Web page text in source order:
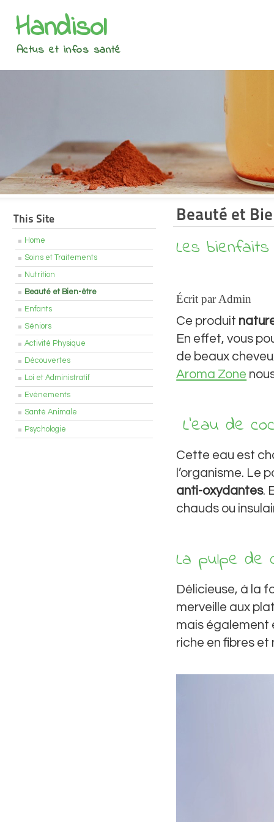
Handisol
Actus et infos santé
This Site
Home
Soins et Traitements
Nutrition
Beauté et Bien-être
Enfants
Séniors
Activité Physique
Découvertes
Loi et Administratif
Evénements
Santé Animale
Psychologie
Beauté et
Les
Écrit par Admin
Ce produit
En effet, vous
de beaux
Aroma Zone
L’eau de
Cette eau est
l’organisme. Le
anti-oxydantes.
chauds ou
La pulpe de
Délicieuse, à la
merveille aux
mais également
riche en fibres